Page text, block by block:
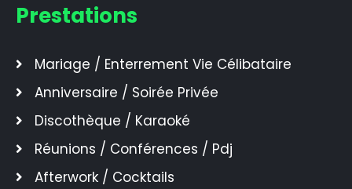
Prestations
Mariage / Enterrement Vie Célibataire
Anniversaire / Soirée Privée
Discothèque / Karaoké
Réunions / Conférences / Pdj
Afterwork / Cocktails